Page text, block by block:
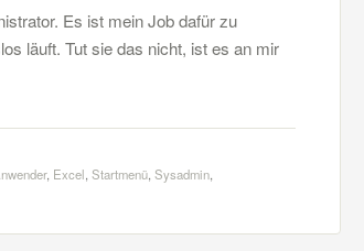
Es ist mein Job dafür zu
läuft. Tut sie das nicht, ist es an mir
, Excel, Startmenü, Sysadmin,